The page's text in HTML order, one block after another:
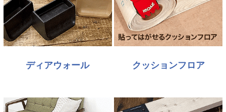
ディアウォール クッションフロア